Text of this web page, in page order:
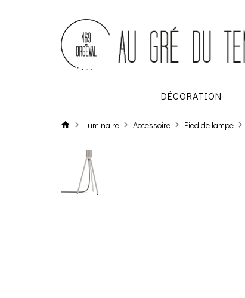
DÉCORATION
Luminaire Accessoire Pied de lampe